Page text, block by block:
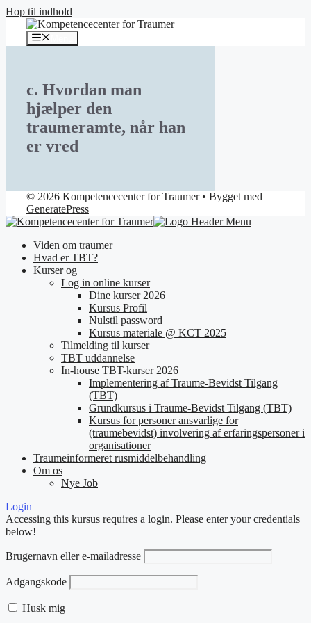
Hop til indhold
c. Hvordan man
hjælper den
traumeramte, når han
er vred
© 2026 Kompetencecenter for Traumer• Bygget med
GeneratePress
Viden om traumer
Hvad er TBT?
Kurser og
Log in online kurser
Dine kurser 2026
Kursus Profil
Nulstil password
Kursus materiale @ KCT 2025
Tilmelding til kurser
TBT uddannelse
In-house TBT-kurser 2026
Implementering af Traume-Bevidst Tilgang
(TBT)
Grundkursus i Traume-Bevidst Tilgang (TBT)
Kursus for personer ansvarlige for
(traumebevidst) involvering af erfaringspersoner i
organisationer
Traumeinformeret rusmiddelbehandling
Om os
Nye Job
Login
Accessing this kursus requires a login. Please enter your credentials
below!
Brugernavn eller e-mailadresse
Adgangskode
Husk mig